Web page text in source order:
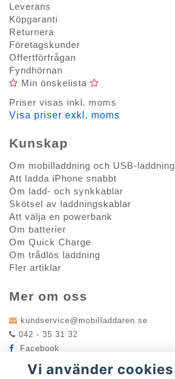
Leverans
Köpgaranti
Returnera
Företagskunder
Offertförfrågan
Fyndhörnan
Min önskelista
Priser visas inkl. moms
Visa priser exkl. moms
Kunskap
Om mobilladdning och USB-laddning
Att ladda iPhone snabbt
Om ladd- och synkkablar
Skötsel av laddningskablar
Att välja en powerbank
Om batterier
Om Quick Charge
Om trådlös laddning
Fler artiklar
Mer om oss
kundservice@mobilladdaren.se
042 - 35 31 32
Facebook
Instagram
Vi använder cookies